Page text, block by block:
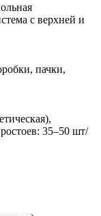
с верхней и
пачки,
35–50 шт/